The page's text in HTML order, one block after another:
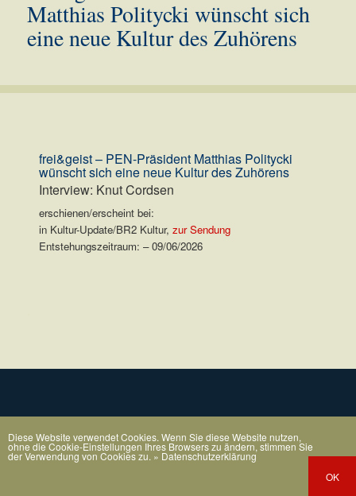
Matthias Politycki wünscht sich
eine neue Kultur des Zuhörens
frei&geist – PEN-Präsident Matthias Politycki
wünscht sich eine neue Kultur des Zuhörens
Interview: Knut Cordsen
erschienen/erscheint bei:
in Kultur-Update/BR2 Kultur, zur Sendung
Entstehungszeitraum: – 09/06/2026
Diese Website verwendet Cookies. Wenn Sie diese Website nutzen,
ohne die Cookie-Einstellungen Ihres Browsers zu ändern, stimmen Sie
der Verwendung von Cookies zu. » Datenschutzerklärung
OK